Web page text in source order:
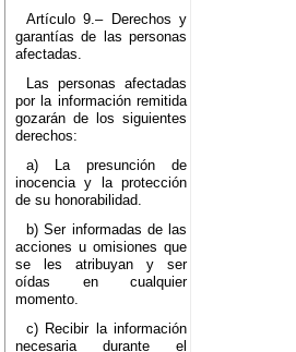
Artículo 9.– Derechos y
garantías de las personas
afectadas.
Las personas afectadas
por la información remitida
gozarán de los siguientes
derechos:
a) La presunción de
inocencia y la protección
de su honorabilidad.
b) Ser informadas de las
acciones u omisiones que
se les atribuyan y ser
oídas en cualquier
momento.
c) Recibir la información
necesaria durante el